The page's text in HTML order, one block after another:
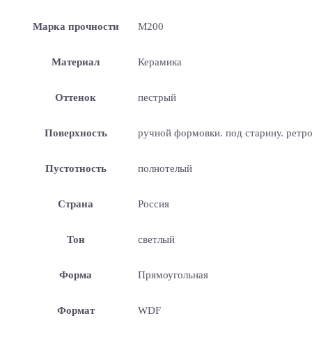
Марка прочности М200
Материал Керамика
Оттенок пестрый
Поверхность ручной формовки. под старину. ретро
Пустотность полнотелый
Страна Россия
Тон светлый
Форма Прямоугольная
Формат WDF